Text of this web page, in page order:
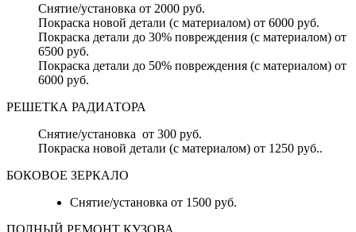
Снятие/установка от 2000 руб.
Покраска новой детали (с материалом) от 6000 руб.
Покраска детали до 30% повреждения (с материалом) от
6500 руб.
Покраска детали до 50% повреждения (с материалом) от
6000 руб.
РЕШЕТКА РАДИАТОРА
Снятие/установка от 300 руб.
Покраска новой детали (с материалом) от 1250 руб..
БОКОВОЕ ЗЕРКАЛО
Снятие/установка от 1500 руб.
ПОЛНЫЙ РЕМОНТ КУЗОВА